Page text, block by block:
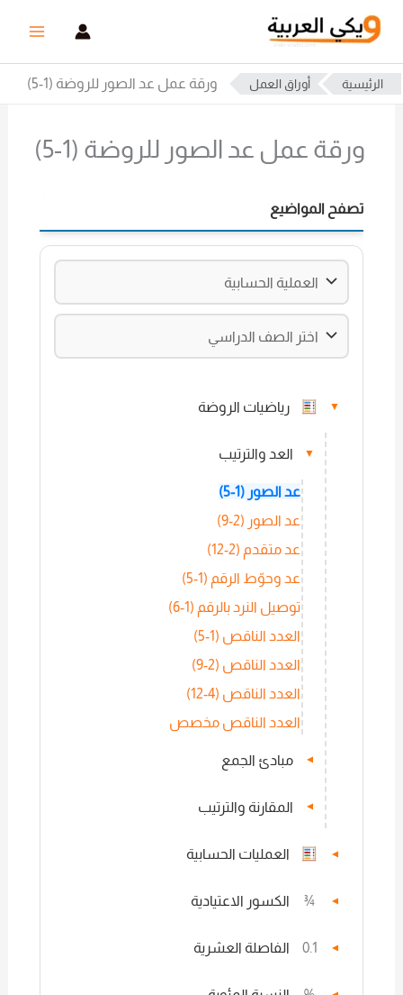
تخطي
المحتوى
الرئيسية أوراق العمل ورقة عمل عد الصور للروضة (1-5)
ورقة عمل عد الصور للروضة (1-5)
تصفح المواضيع
▼ رياضيات الروضة
▼ العد والترتيب
عد الصور (1-5)
عد الصور (2-9)
عد متقدم (2-12)
عد وحوّط الرقم (1-5)
توصيل النرد بالرقم (1-6)
العدد الناقص (1-5)
العدد الناقص (2-9)
العدد الناقص (4-12)
العدد الناقص مخصص
▼ مبادئ الجمع
▼ المقارنة والترتيب
▼ العمليات الحسابية
▼
¾ الكسور الاعتيادية
▼
0.1 الفاصلة العشرية